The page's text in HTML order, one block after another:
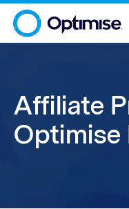
Affiliate
Optimise